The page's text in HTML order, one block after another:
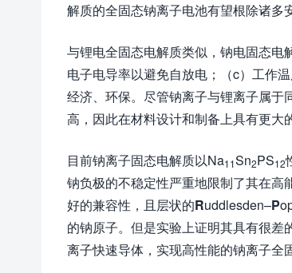
解质的全固态钠离子电池有望根除诸多
与锂电全固态电解质类似，钠电固态电
电子电导率以避免自放电；（c）工作
经济、环保。尽管钠离子与锂离子属
高，因此在材料设计和制备上具有更大
目前钠离子固态电解质以Na11Sn2PS12
钠负极的不稳定性严重地限制了其在
好的兼容性，且层状的Ruddlesden–P
的钠原子。但是实验上证明其具有很
离子快速导体，实现高性能的钠离子全